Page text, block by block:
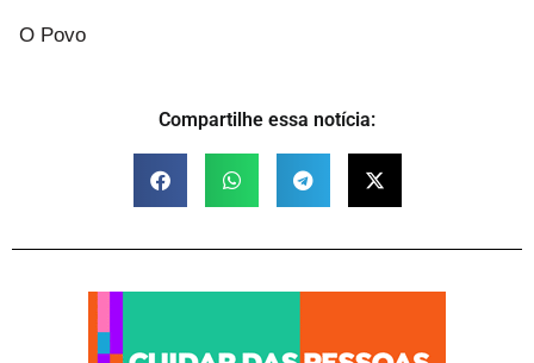
O Povo
Compartilhe essa notícia: